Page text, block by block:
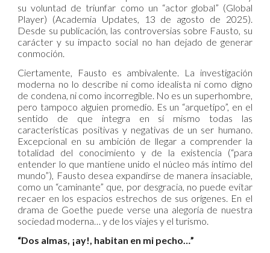
su voluntad de triunfar como un “actor global” (Global
Player) (Academia Updates, 13 de agosto de 2025).
Desde su publicación, las controversias sobre Fausto, su
carácter y su impacto social no han dejado de generar
conmoción.
Ciertamente, Fausto es ambivalente. La investigación
moderna no lo describe ni como idealista ni como digno
de condena, ni como incorregible. No es un superhombre,
pero tampoco alguien promedio. Es un “arquetipo”, en el
sentido de que integra en sí mismo todas las
características positivas y negativas de un ser humano.
Excepcional en su ambición de llegar a comprender la
totalidad del conocimiento y de la existencia (“para
entender lo que mantiene unido el núcleo más íntimo del
mundo”), Fausto desea expandirse de manera insaciable,
como un “caminante” que, por desgracia, no puede evitar
recaer en los espacios estrechos de sus orígenes. En el
drama de Goethe puede verse una alegoría de nuestra
sociedad moderna… y de los viajes y el turismo.
“Dos almas, ¡ay!, habitan en mi pecho…”